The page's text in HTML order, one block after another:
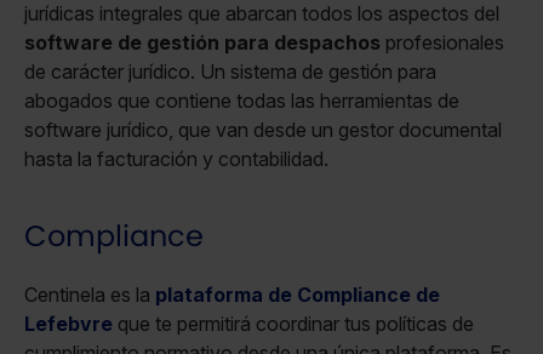
jurídicas integrales que abarcan todos los aspectos del
software de gestión para despachos profesionales
de carácter jurídico. Un sistema de gestión para
abogados que contiene todas las herramientas de
software jurídico, que van desde un gestor documental
hasta la facturación y contabilidad.
Compliance
Centinela es la plataforma de Compliance de
Lefebvre que te permitirá coordinar tus políticas de